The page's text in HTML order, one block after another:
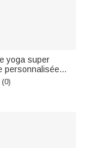
yoga super
personnalisée
texte Accessoires
pour les
le yoga
(0)